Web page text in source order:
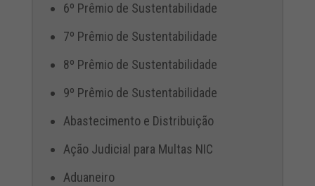
6º Prêmio de Sustentabilidade
7º Prêmio de Sustentabilidade
8º Prêmio de Sustentabilidade
9º Prêmio de Sustentabilidade
Abastecimento e Distribuição
Ação Judicial para Multas NIC
Aduaneiro